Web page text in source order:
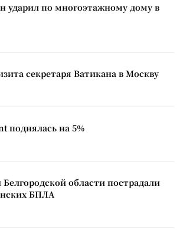
ударил по многоэтажному дому в
секретаря Ватикана в Москву
поднялась на 5%
области пострадали
БПЛА